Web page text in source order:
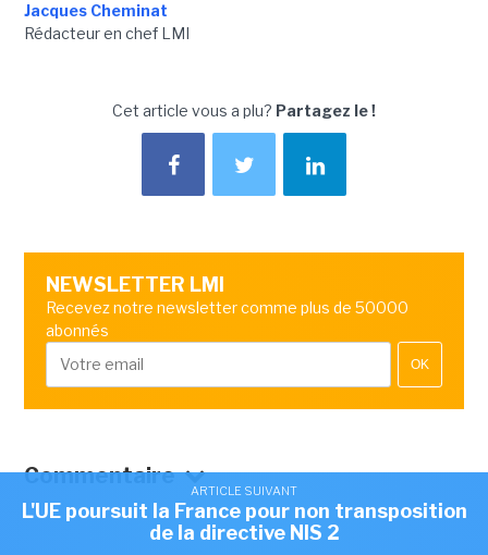
Jacques Cheminat
Rédacteur en chef LMI
Cet article vous a plu? Partagez le !
NEWSLETTER LMI
Recevez notre newsletter comme plus de 50000
abonnés
OK
Commentaire
ARTICLE SUIVANT
L'UE poursuit la France pour non transposition
de la directive NIS 2